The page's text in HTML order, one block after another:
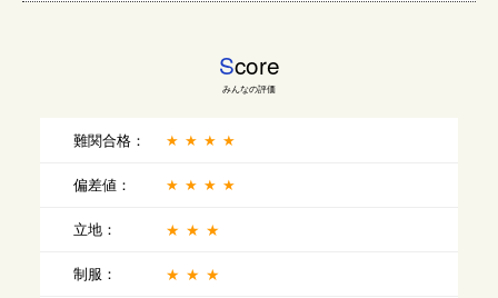
Score
みんなの評価
難関合格： ★★★★
偏差値： ★★★★
立地： ★★★
制服： ★★★